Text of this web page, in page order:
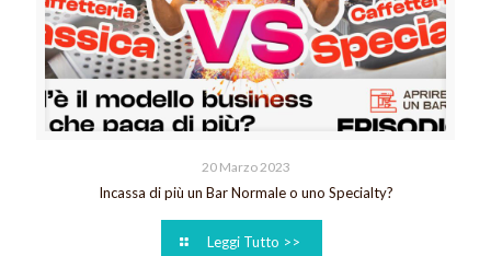
20 Marzo 2023
Incassa di più un Bar Normale o uno Specialty?
Leggi Tutto >>